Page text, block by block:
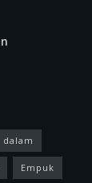
dalam
Empuk